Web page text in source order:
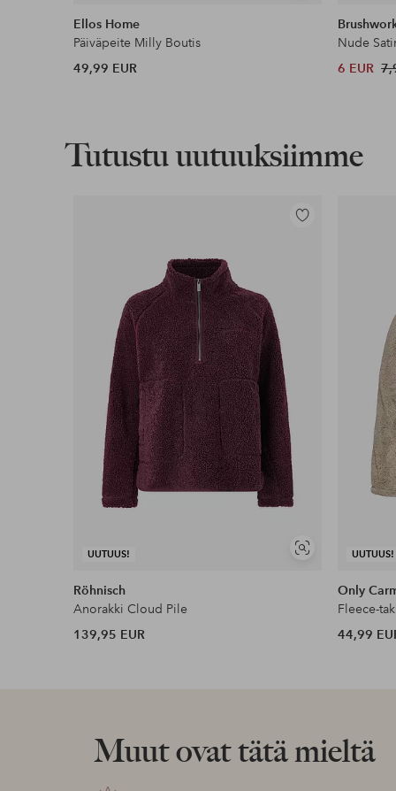
Ellos Home
Päiväpeite Milly Boutis
49,99 EUR
Nude
6 EUR
Tutustu uutuuksiimme
UUTUUS!
Näytä
Lisää
Röhnisch
Anorakki Cloud Pile
139,95 EUR
UUTUUS!
Only
44,99
Muut ovat tätä mieltä